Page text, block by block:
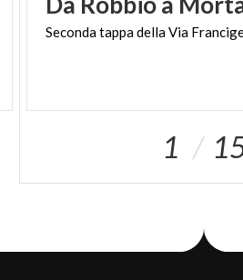
SecondatappadellaVia
1